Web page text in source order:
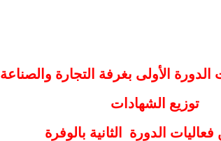
الأولى بغرفة التجارة والصناعة
توزيع الشهادات
الدورة الثانية بالوفرة